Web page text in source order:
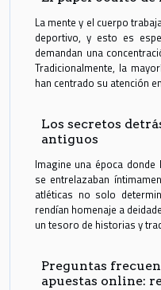
La mente y el cuerpo
deportivo, y esto es
demandan una
Tradicionalmente, la
han centrado su atención
Los secretos
antiguos
Imagine una época
se entrelazaban
atléticas no solo
rendían homenaje a
un tesoro de historias y
Preguntas
apuestas online: